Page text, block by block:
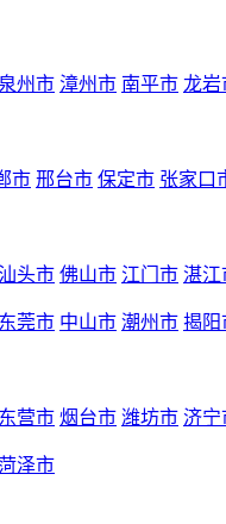
泉州市 漳州市 南平市 龙岩
市 邢台市 保定市 张家口
汕头市 佛山市 江门市 湛江
东莞市 中山市 潮州市 揭阳
东营市 烟台市 潍坊市 济宁
泽市